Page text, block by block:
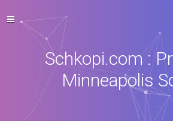
Schkopi.com :
Minneapolis